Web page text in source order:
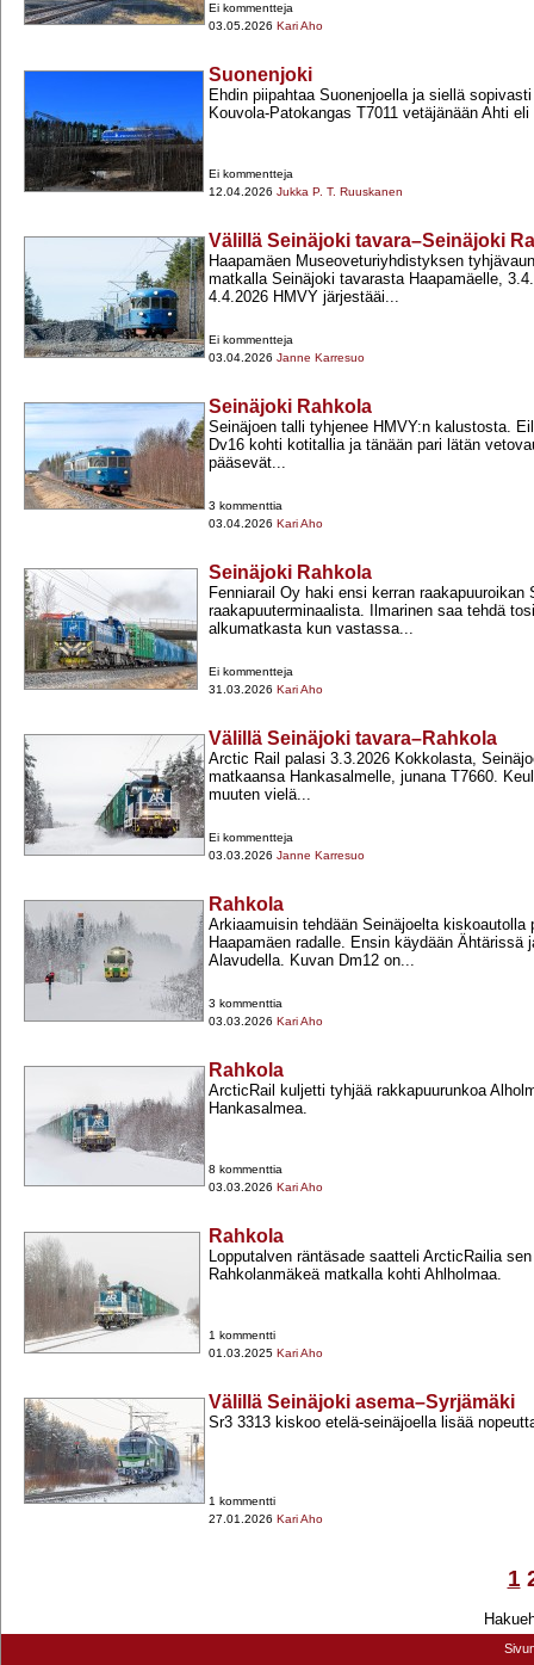
Ei kommentteja
03.05.2026 Kari Aho
Suonenjoki
Ehdin piipahtaa Suonenjoella ja siellä
Kouvola-​Patokangas T7011 vetäjänään Ahti eli
Ei kommentteja
12.04.2026 Jukka P. T. Ruuskanen
Välillä Seinäjoki tavara–Seinäjoki
Haapamäen Museoveturiyhdistyksen
matkalla Seinäjoki tavarasta Haapamäelle,
4.4.2026 HMVY järjestääi...
Ei kommentteja
03.04.2026 Janne Karresuo
Seinäjoki Rahkola
Seinäjoen talli tyhjenee HMVY:n kalustosta.
Dv16 kohti kotitallia ja tänään pari lätän
pääsevät...
3 kommenttia
03.04.2026 Kari Aho
Seinäjoki Rahkola
Fenniarail Oy haki ensi kerran raakapuuroikan
raakapuuterminaalista. Ilmarinen saa tehdä
alkumatkasta kun vastassa...
Ei kommentteja
31.03.2026 Kari Aho
Välillä Seinäjoki tavara–Rahkola
Arctic Rail palasi 3.3.2026 Kokkolasta,
matkaansa Hankasalmelle, junana T7660.
muuten vielä...
Ei kommentteja
03.03.2026 Janne Karresuo
Rahkola
Arkiaamuisin tehdään Seinäjoelta kiskoautolla
Haapamäen radalle. Ensin käydään Ähtärissä
Alavudella. Kuvan Dm12 on...
3 kommenttia
03.03.2026 Kari Aho
Rahkola
ArcticRail kuljetti tyhjää rakkapuurunkoa
Hankasalmea.
8 kommenttia
03.03.2026 Kari Aho
Rahkola
Lopputalven räntäsade saatteli ArcticRailia
Rahkolanmäkeä matkalla kohti Ahlholmaa.
1 kommentti
01.03.2025 Kari Aho
Välillä Seinäjoki asema–Syrjämäki
Sr3 3313 kiskoo etelä-​seinäjoella lisää
1 kommentti
27.01.2026 Kari Aho
1